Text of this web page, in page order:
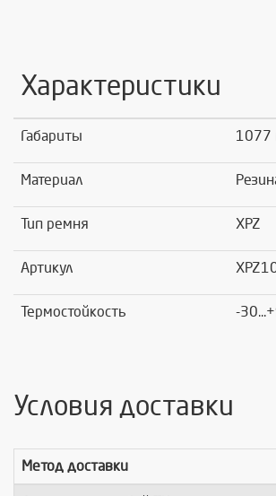
Характеристики
Габариты 1077
Материал
Тип ремня XPZ
Артикул
Термостойкость -
Условия доставки
Метод доставки